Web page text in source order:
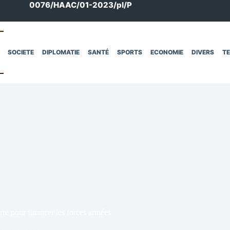
0076/HAAC/01-2023/pl/P
SOCIETE DIPLOMATIE SANTÉ SPORTS ECONOMIE DIVERS